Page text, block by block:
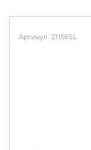
Артикул: 21156SL